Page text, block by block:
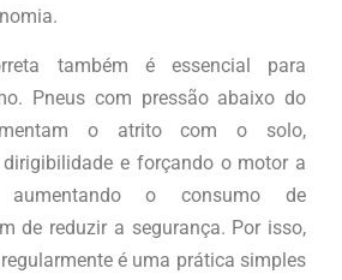
também é essencial para
Pneus com pressão abaixo do
o atrito com o solo,
e forçando o motor a
aumentando o consumo de
de reduzir a segurança. Por isso,
é uma prática simples